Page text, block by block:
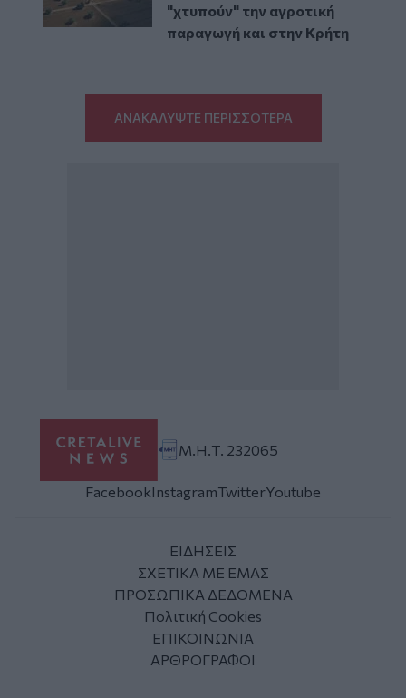
"χτυπούν" την αγροτική
παραγωγή και στην Κρήτη
ΑΝΑΚΑΛΥΨΤΕ ΠΕΡΙΣΣΟΤΕΡΑ
Μ.Η.Τ. 232065
FacebookInstagramTwitterYoutube
ΕΙΔΗΣΕΙΣ
ΣΧΕΤΙΚΑ ΜΕ ΕΜΑΣ
ΠΡΟΣΩΠΙΚΑ ΔΕΔΟΜΕΝΑ
Πολιτική Cookies
ΕΠΙΚΟΙΝΩΝΙΑ
ΑΡΘΡΟΓΡΑΦΟΙ